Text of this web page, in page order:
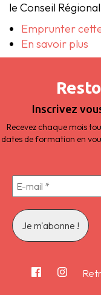
le Conseil
Emprunter
En savoir plus
Inscrivez
Recevez chaque mois
dates de formation en